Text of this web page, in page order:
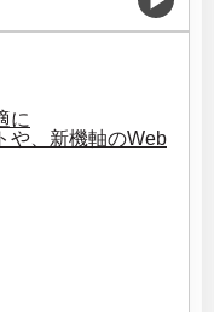
に
や、新機軸のWeb